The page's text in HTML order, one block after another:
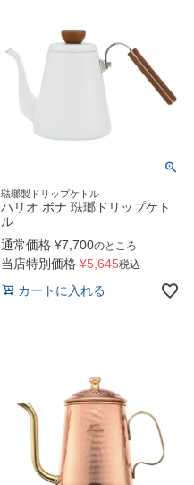
琺瑯製ドリップケトル
ハリオ ボナ 琺瑯ドリップケト
ル
通常価格 ¥7,700のところ
当店特別価格 ¥5,645税込
カートに入れる